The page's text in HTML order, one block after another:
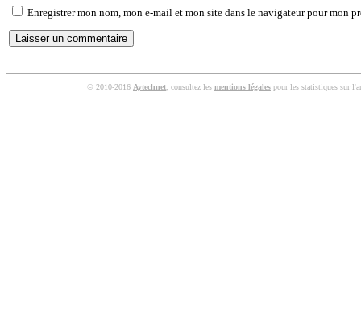
Enregistrer mon nom, mon e-mail et mon site dans le navigateur pour mon
© 2010-2016 Aytechnet , consultez les mentions légales pour les statistiques sur